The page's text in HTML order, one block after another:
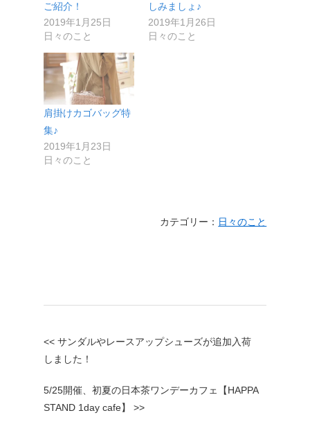
ご紹介！
2019年1月25日
日々のこと
しみましょ♪
2019年1月26日
日々のこと
肩掛けカゴバッグ特
集♪
2019年1月23日
日々のこと
カテゴリー： 日々のこと
<< サンダルやレースアップシューズが追加入荷
しました！
5/25開催、初夏の日本茶ワンデーカフェ【HAPPA
STAND 1day cafe】 >>